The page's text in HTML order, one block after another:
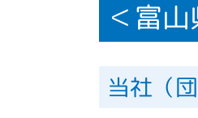
＜富
当社（